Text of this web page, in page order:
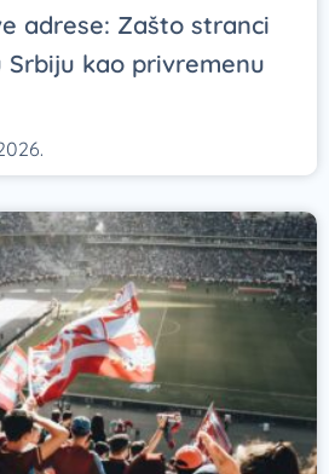
adrese: Zašto stranci
Srbiju kao privremenu